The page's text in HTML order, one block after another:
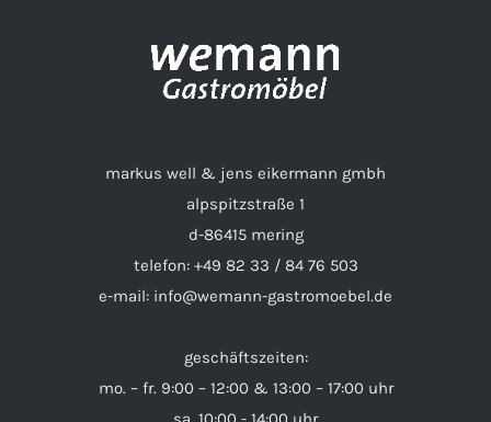
markus well & jens eikermann gmbh
alpspitzstraße 1
d-86415 mering
telefon: +49 82 33 / 84 76 503
e-mail: info@wemann-gastromoebel.de
geschäftszeiten:
mo. – fr. 9:00 – 12:00 & 13:00 – 17:00 uhr